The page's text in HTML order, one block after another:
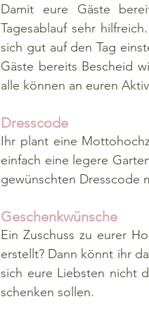
Damit eure Gäste
Tagesablauf sehr
sich gut auf den Tag
Gäste bereits Bescheid
alle können an euren
Dresscode
Ihr plant eine
einfach eine legere
gewünschten Dresscode
Geschenkwünsche
Ein Zuschuss zu eurer
erstellt? Dann könnt ihr
sich eure Liebsten nicht
schenken sollen.